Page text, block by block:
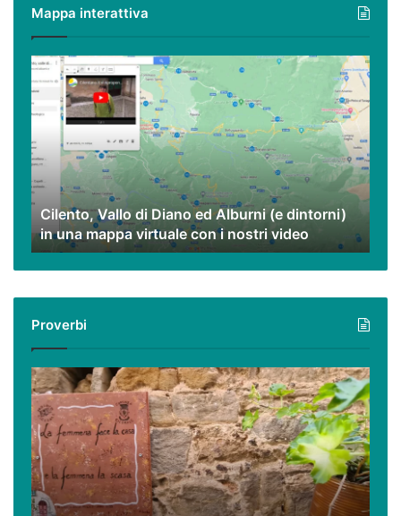
Mappa interattiva
Cilento,
Vallo
di
Diano
ed
Alburni
(e
dintorni)
una
mappa
virtuale
nostri
video
Cilento, Vallo di Diano ed Alburni (e dintorni)
in una mappa virtuale con i nostri video
Proverbi
Podcast
–
I
proverbi
cilentani
raccontati
da
Guido